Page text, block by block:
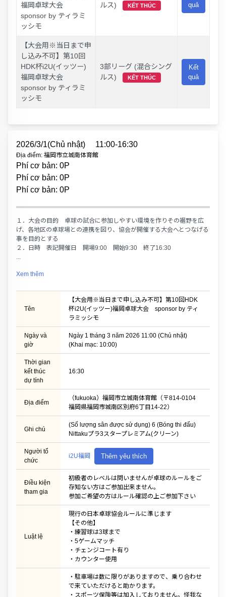
福岡卓球大会
sponsor by ティラミ
ッシモ
ルス)
KẾT THÚC
quả
【大会用※当日まで申
し込み不可】第10回
HDK杯i2U(イッツー)
福岡卓球大会
sponsor by ティラミ
ッシモ
3部リーグ (混合シング
ルス)
KẾT THÚC
Kết
quả
2026/3/1(Chủ nhật) 11:00-16:30
Địa điểm: 福岡市立城南体育館
Phí cơ bản: 0P
Phí cơ bản: 0P
Phí cơ bản: 0P
１．大会の目的 卓球の試合に参加しやすい環境を作りその裾野を広
げ、各地区の卓球場との連携を図り、協会が開催する大会へとつなげる
事を目的とする
２．日時 表記開催日 開場9:00 開始9:30 終了16:30
...
Xem thêm
Tên
【大会用※当日まで申し込み不可】第10回HDK
杯i2U(イッツー)福岡卓球大会 sponsor by ティ
ラミッシモ
Ngày và
giờ
Ngày 1 tháng 3 năm 2026 11:00 (Chủ nhật)
(Khai mạc: 10:00)
Thời gian
kết thúc
dự tính
16:30
Địa điểm
（fukuoka）福岡市立城南体育館（〒814-0104
福岡県福岡市城南区別府6丁目14-22）
Ghi chú
(Số lượng sân được sử dụng) 6 (Bóng thi đấu)
Nittakuプラ3スタープレミアム(クリーン)
Người tổ
chức
i2U福岡 Thêm yêu thích
Điều kiện
tham gia
初級者のレベルは問いませんが卓球のルールをご
存知ない方はご参加出来ません。
参加ご希望の方はルール確認の上ご参加下さい
Luật lệ
現行の日本卓球協会ルールに準じます
【その他】
・練習球は3球まで
・5ゲームマッチ
・チェンジコート有り
・カウンター使用
・駐車場は数に限りがありますので、乗り合わせ
で来ていただけると助かります。
・スポーツ保険等は加入しておりません。怪我な